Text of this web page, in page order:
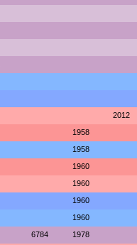
2012
1958
1958
1960
1960
1960
1960
6784 1978